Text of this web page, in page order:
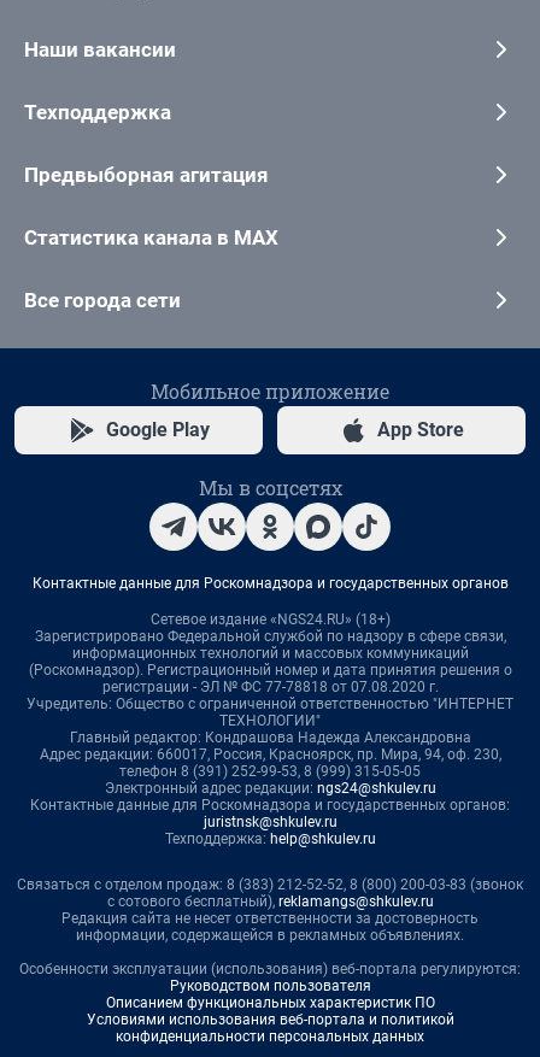
Наши вакансии
Техподдержка
Предвыборная агитация
Статистика канала в MAX
Все города сети
Мобильное приложение
Google Play App Store
Мы в соцсетях
Контактные данные для Роскомнадзора и государственных органов
Сетевое издание «NGS24.RU» (18+)
Зарегистрировано Федеральной службой по надзору в сфере связи,
информационных технологий и массовых коммуникаций
(Роскомнадзор). Регистрационный номер и дата принятия решения о
регистрации - ЭЛ № ФС 77-78818 от 07.08.2020 г.
Учредитель: Общество с ограниченной ответственностью "ИНТЕРНЕТ
ТЕХНОЛОГИИ"
Главный редактор: Кондрашова Надежда Александровна
Адрес редакции: 660017, Россия, Красноярск, пр. Мира, 94, оф. 230,
телефон 8 (391) 252-99-53, 8 (999) 315-05-05
Электронный адрес редакции: ngs24@shkulev.ru
Контактные данные для Роскомнадзора и государственных органов:
juristnsk@shkulev.ru
Техподдержка: help@shkulev.ru
Связаться с отделом продаж: 8 (383) 212-52-52, 8 (800) 200-03-83 (звонок
с сотового бесплатный), reklamangs@shkulev.ru
Редакция сайта не несет ответственности за достоверность
информации, содержащейся в рекламных объявлениях.
Особенности эксплуатации (использования) веб-портала регулируются:
Руководством пользователя
Описанием функциональных характеристик ПО
Условиями использования веб-портала и политикой
конфиденциальности персональных данных